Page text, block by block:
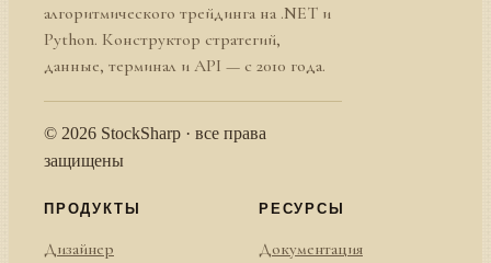
алгоритмического трейдинга на .NET и
Python. Конструктор стратегий,
данные, терминал и API — с 2010 года.
© 2026 StockSharp · все права
защищены
ПРОДУКТЫ
Дизайнер
РЕСУРСЫ
Документация